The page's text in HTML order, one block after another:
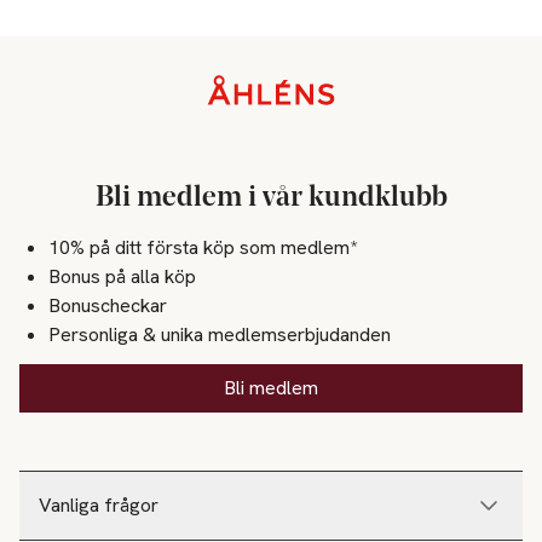
Vanliga frågor
Bli medlem i vår kundklubb
10% på ditt första köp som medlem*
Bonus på alla köp
Bonuscheckar
Personliga & unika medlemserbjudanden
Bli medlem